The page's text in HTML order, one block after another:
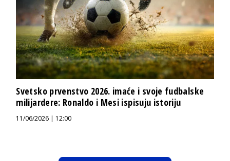
Svetsko prvenstvo 2026. imaće i svoje fudbalske
milijardere: Ronaldo i Mesi ispisuju istoriju
11/06/2026 | 12:00